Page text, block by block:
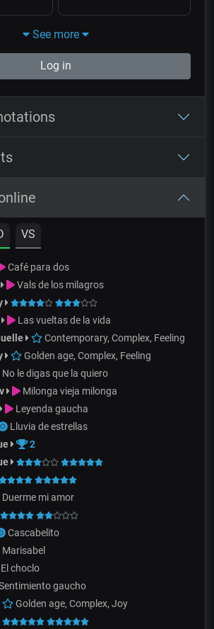
See more
Log in
VS
Café para dos
Vals de los milagros
Las vueltas de la vida
Contemporary, Complex, Feeling
Golden age, Complex, Feeling
No le digas que la quiero
Milonga vieja milonga
Leyenda gaucha
Lluvia de estrellas
2
Duerme mi amor
Cascabelito
Marisabel
El choclo
gaucho
Golden age, Complex, Joy